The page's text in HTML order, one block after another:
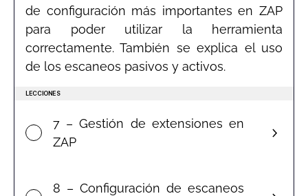
de configuración más importantes en ZAP
para poder utilizar la herramienta
correctamente. También se explica el uso
de los escaneos pasivos y activos.
LECCIONES
7 – Gestión de extensiones en
ZAP
8 – Configuración de escaneos